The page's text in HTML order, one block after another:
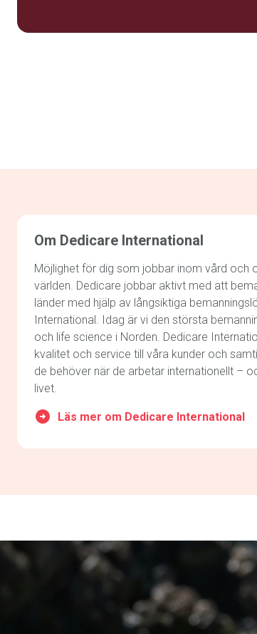
Om Dedicare International
Möjlighet för dig som jobbar inom vård och
världen. Dedicare jobbar aktivt med att
länder med hjälp av långsiktiga
International. Idag är vi den största
och life science i Norden. Dedicare
kvalitet och service till våra kunder och
de behöver när de arbetar internationellt –
livet.
Läs mer om Dedicare International